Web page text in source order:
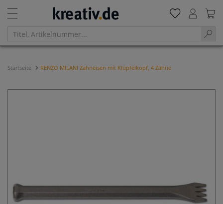
Startseite RENZO MILANI Zahneisen mit Klüpfelkopf, 4 Zähne